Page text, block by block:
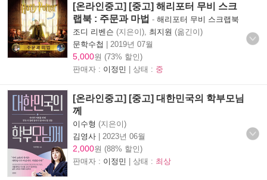
[온라인중고] [중고] 해리포터 무비 스크
랩북 : 주문과 마법 - 해리포터 무비 스크랩북
조디 리벤슨 (지은이), 최지원 (옮긴이)
문학수첩 | 2019년 07월
5,000원 (73% 할인)
판매자 : 이정민 | 상태 : 중
[온라인중고] [중고] 대한민국의 학부모님
께
이수형 (지은이)
김영사 | 2023년 06월
2,000원 (88% 할인)
판매자 : 이정민 | 상태 : 최상